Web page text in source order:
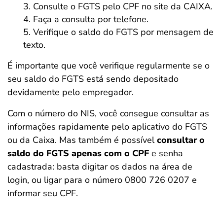
Consulte o FGTS pelo CPF no site da CAIXA.
Faça a consulta por telefone.
Verifique o saldo do FGTS por mensagem de
texto.
É importante que você verifique regularmente se o
seu saldo do FGTS está sendo depositado
devidamente pelo empregador.
Com o número do NIS, você consegue consultar as
informações rapidamente pelo aplicativo do FGTS
ou da Caixa. Mas também é possívelconsultar o
saldo do FGTS apenas com o CPF e senha
cadastrada: basta digitar os dados na área de
login, ou ligar para o número 0800 726 0207 e
informar seu CPF.